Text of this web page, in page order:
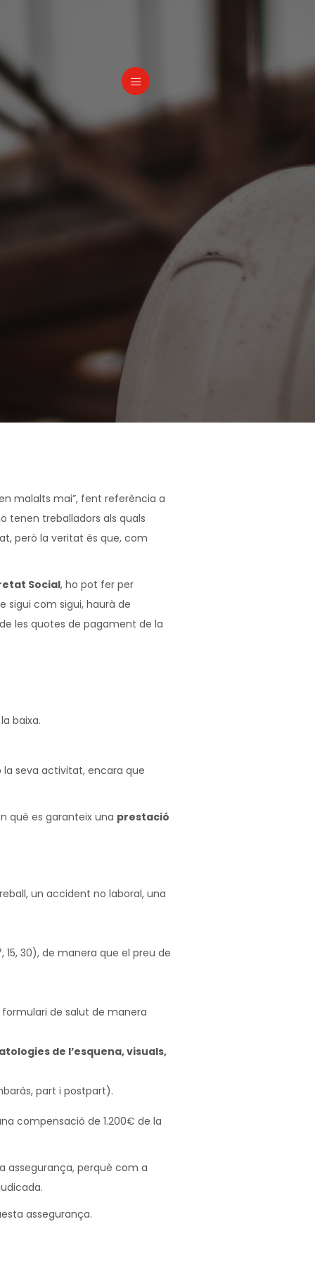
malalts mai”, fent referència a
tenen treballadors als quals
però la veritat és que, com
Social, ho pot fer per
sigui com sigui, haurà de
les quotes de pagament de la
baixa.
la seva activitat, encara que
què es garanteix una prestació
un accident no laboral, una
15, 30), de manera que el preu de
de salut de manera
de l’esquena, visuals,
part i postpart).
compensació de 1.200€ de la
assegurança, perquè com a
assegurança.